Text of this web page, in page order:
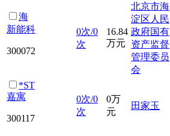
海
新能科
300072
0次/0
次
16.84
万元
北京市海
淀区人民
政府国有
资产监督
管理委员
会
*ST
嘉寓
300117
0次/0
次
0万
元
田家玉